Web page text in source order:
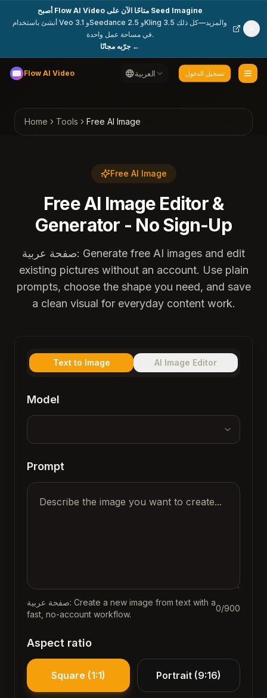
أصبح Flow AI Video متاحًا الآن على Seed Imagine
أنشئ باستخدام Veo 3.1 وSeedance 2.5 وKling 3.5 والمزيد—كل ذلك
في مساحة عمل واحدة.
جرّبه مجانًا ←
Flow AI Video العربية تسجيل الدخول
Home Tools Free AI Image
Free AI Image
Free AI Image Editor &
Generator - No Sign-Up
صفحة عربية: Generate free AI images and edit
existing pictures without an account. Use plain
prompts, choose the shape you need, and save
a clean visual for everyday content work.
Text to Image AI Image Editor
Model
Prompt
صفحة عربية: Create a new image from text with a
fast, no-account workflow.
0/900
Aspect ratio
Square (1:1) Portrait (9:16)